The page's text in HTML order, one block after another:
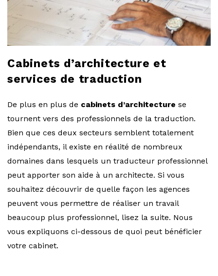
o
b
o
g
Cabinets d’architecture et
services de traduction
De plus en plus de cabinets d’architecture se
tournent vers des professionnels de la traduction.
Bien que ces deux secteurs semblent totalement
indépendants, il existe en réalité de nombreux
domaines dans lesquels un traducteur professionnel
peut apporter son aide à un architecte. Si vous
souhaitez découvrir de quelle façon les agences
peuvent vous permettre de réaliser un travail
beaucoup plus professionnel, lisez la suite. Nous
vous expliquons ci-dessous de quoi peut bénéficier
votre cabinet.